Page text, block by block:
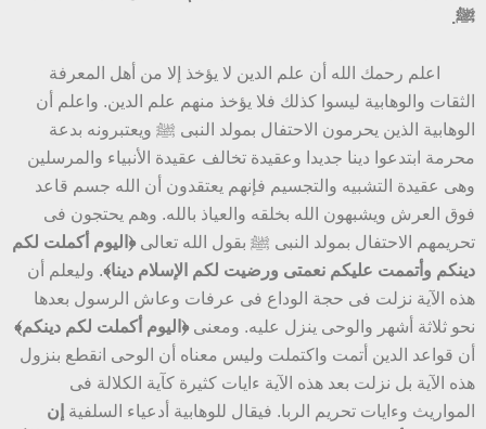
ﷺ.
اعلم رحمك الله أن علم الدين لا يؤخذ إلا من أهل المعرفة
الثقات والوهابية ليسوا كذلك فلا يؤخذ منهم علم الدين. واعلم أن
الوهابية الذين يحرمون الاحتفال بمولد النبى ﷺ ويعتبرونه بدعة
محرمة ابتدعوا دينا جديدا وعقيدة تخالف عقيدة الأنبياء والمرسلين
وهى عقيدة التشبيه والتجسيم فإنهم يعتقدون أن الله جسم قاعد
فوق العرش ويشبهون الله بخلقه والعياذ بالله. وهم يحتجون فى
تحريمهم الاحتفال بمولد النبى ﷺ بقول الله تعالى﴿اليوم أكملت لكم
دينكم وأتممت عليكم نعمتى ورضيت لكم الإسلام دينا﴾. وليعلم أن
هذه الآية نزلت فى حجة الوداع فى عرفات وعاش الرسول بعدها
نحو ثلاثة أشهر والوحى ينزل عليه. ومعنى﴿اليوم أكملت لكم دينكم﴾
أن قواعد الدين أتمت واكتملت وليس معناه أن الوحى انقطع بنزول
هذه الآية بل نزلت بعد هذه الآية ءايات كثيرة كآية الكلالة فى
المواريث وءايات تحريم الربا. فيقال للوهابية أدعياء السلفية إن